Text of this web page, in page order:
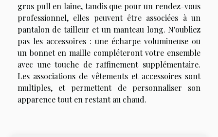
gros pull en laine, tandis que pour un rendez-vous
professionnel, elles peuvent être associées à un
pantalon de tailleur et un manteau long. N'oubliez
pas les accessoires : une écharpe volumineuse ou
un bonnet en maille compléteront votre ensemble
avec une touche de raffinement supplémentaire.
Les associations de vêtements et accessoires sont
multiples, et permettent de personnaliser son
apparence tout en restant au chaud.